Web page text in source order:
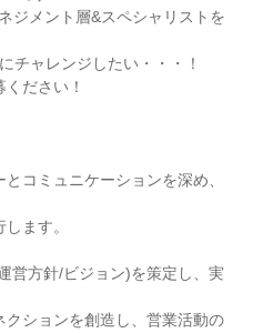
ジメント層&スペシャリストを
チャレンジしたい・・・！
ださい！
コミュニケーションを深め、
ます。
営方針/ビジョン)を策定し、実
ションを創造し、営業活動の